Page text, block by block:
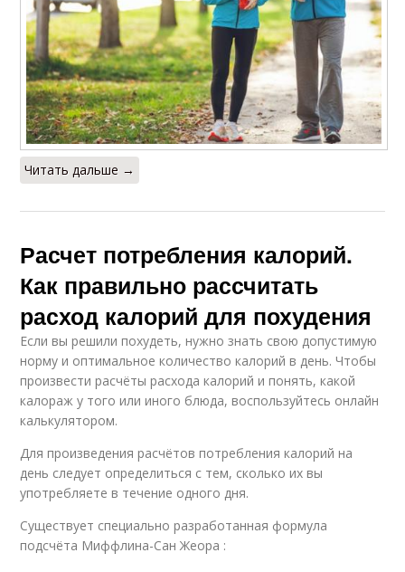
Читать дальше →
Расчет потребления калорий.
Как правильно рассчитать
расход калорий для похудения
Если вы решили похудеть, нужно знать свою допустимую
норму и оптимальное количество калорий в день. Чтобы
произвести расчёты расхода калорий и понять, какой
калораж у того или иного блюда, воспользуйтесь онлайн
калькулятором.
Для произведения расчётов потребления калорий на
день следует определиться с тем, сколько их вы
употребляете в течение одного дня.
Существует специально разработанная формула
подсчёта Миффлина-Сан Жеора :